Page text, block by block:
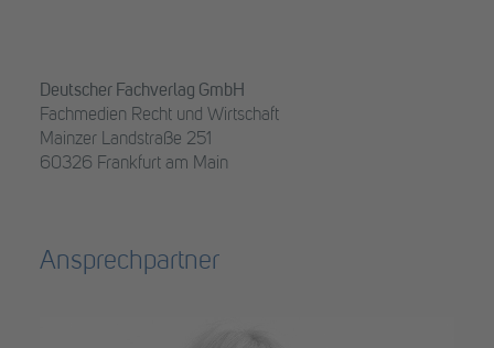
Deutscher Fachverlag GmbH
Fachmedien Recht und Wirtschaft
Mainzer Landstraße 251
60326 Frankfurt am Main
Ansprechpartner